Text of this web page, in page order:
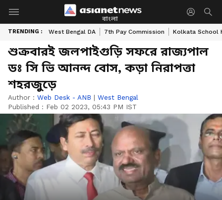
বাংলা
TRENDING : West Bengal DA 7th Pay Commission Kolkata School
শুক্রবারই জলপাইগুড়ি সফরে রাজ্যপাল
ডঃ সি ভি আনন্দ বোস, কড়া নিরাপত্তা
শহরজুড়ে
Author : Web Desk - ANB | West Bengal
Published : Feb 02 2023, 05:43 PM IST